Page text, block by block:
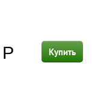
Р Купить